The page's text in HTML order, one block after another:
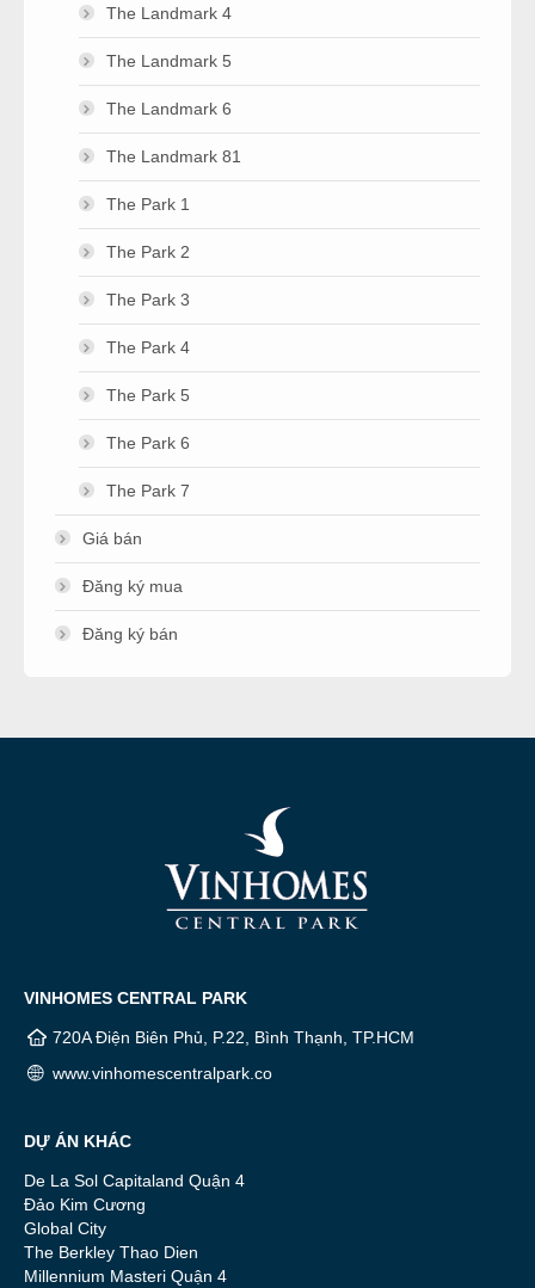
The Landmark 4
The Landmark 5
The Landmark 6
The Landmark 81
The Park 1
The Park 2
The Park 3
The Park 4
The Park 5
The Park 6
The Park 7
Giá bán
Đăng ký mua
Đăng ký bán
VINHOMES CENTRAL PARK
720A Điện Biên Phủ, P.22, Bình Thạnh, TP.HCM
www.vinhomescentralpark.co
DỰ ÁN KHÁC
De La Sol Capitaland Quận 4
Đảo Kim Cương
Global City
The Berkley Thao Dien
Millennium Masteri Quận 4